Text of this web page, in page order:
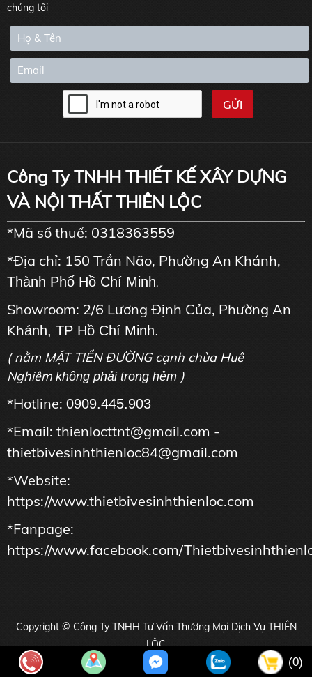
chúng tôi
Công Ty TNHH THIẾT KẾ XÂY DỰNG
VÀ NỘI THẤT THIÊN LỘC
*Mã số thuế: 0318363559
*Địa chỉ: 150 Trần Não, Phường An Khánh,
Thành Phố Hồ Chí Minh.
Showroom: 2/6 Lương Định Của, Phường An
Khánh, TP Hồ Chí Minh.
( nằm MẶT TIỀN ĐƯỜNG cạnh chùa Huê
Nghiêm không phải trong hẻm )
*Hotline: 0909.445.903
*Email: thienlocttnt@gmail.com -
thietbivesinhthienloc84@gmail.com
*Website:
https://www.thietbivesinhthienloc.com
*Fanpage:
https://www.facebook.com/
Copyright © Công Ty TNHH Tư Vấn Thương Mại Dịch Vụ THIÊN
LỘC
Online: 24 | Tổng truy cập: 16966587
(0)